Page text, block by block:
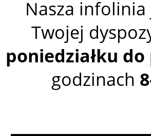
Nasza
Twojej
poniedziałku
godzinach